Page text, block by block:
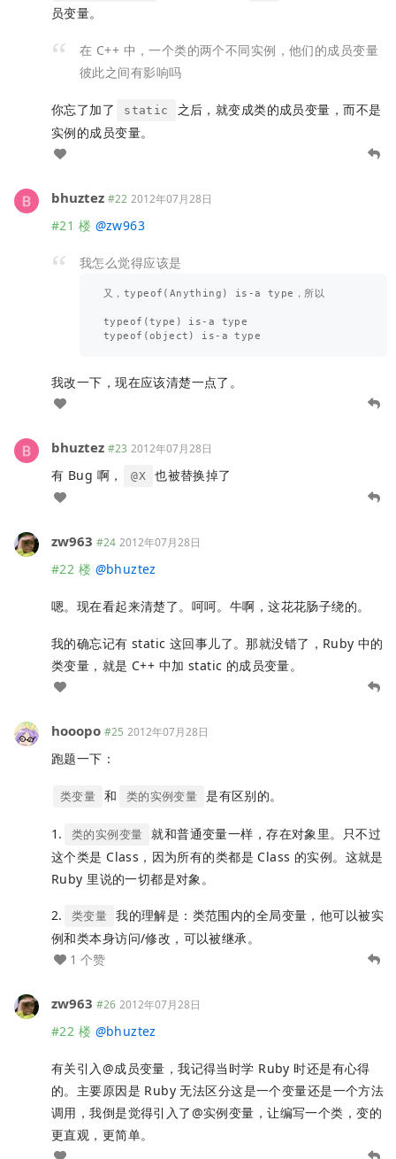
员变量。
在 C++ 中，一个类的两个不同实例，他们的成员变量
彼此之间有影响吗
你忘了加了 static
之后，就变成类的成员变量，而不是
实例的成员变量。
bhuztez #22 2012年07月28日
#21 楼 @zw963
我怎么觉得应该是
又，typeof(Anything) is-a type，所以
typeof(type) is-a type
我改一下，现在应该清楚一点了。
bhuztez #23 2012年07月28日
有 Bug 啊， @X 也被替换掉了
zw963 #24 2012年07月28日
#22 楼 @bhuztez
嗯。现在看起来清楚了。呵呵。牛啊，这花花肠子绕的。
我的确忘记有 static 这回事儿了。那就没错了，Ruby 中的
类变量，就是 C++ 中加 static 的成员变量。
hooopo #25 2012年07月28日
跑题一下：
类变量 和 类的实例变量 是有区别的。
1. 类的实例变量
就和普通变量一样，存在对象里。只不过
这个类是 Class，因为所有的类都是 Class 的实例。这就是
Ruby 里说的一切都是对象。
2. 类变量
我的理解是：类范围内的全局变量，他可以被实
例和类本身访问/修改，可以被继承。
1 个赞
zw963 #26 2012年07月28日
#22 楼 @bhuztez
有关引入@成员变量，我记得当时学 Ruby 时还是有心得
的。主要原因是 Ruby 无法区分这是一个变量还是一个方法
调用，我倒是觉得引入了@实例变量，让编写一个类，变的
更直观，更简单。